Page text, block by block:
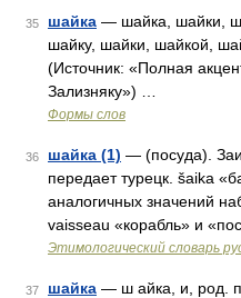
35 шайка — шайка, шайки,
шайку, шайки, шайкой,
(Источник: «Полная
Зализняку») …
Формы слов
36 шайка (1) — (посуда).
передает турецк. šaika
аналогичных значений
vaisseau «корабль» и
Этимологический словарь
37 шайка — ш айка, и, род.